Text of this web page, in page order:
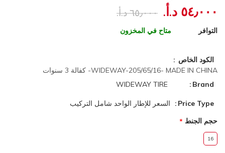
٥٤٫٠٠٠ د.أ.‏ ٦٥٫٠٠٠ د.أ.‏
التوافر متاح في المخزون
الكود الخاص
WIDEWAY-205/65/16- MADE IN CHINA- كفالة 3 سنوات
Brand
WIDEWAY TIRE
Price Type
السعر للإطار الواحد شامل التركيب
حجم الجنط
16